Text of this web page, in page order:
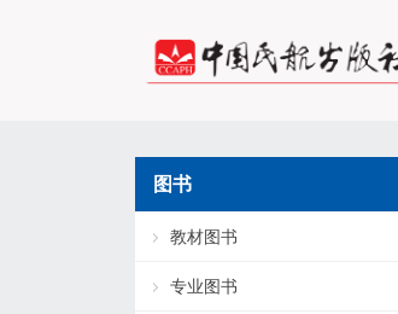
图书
教材图书
专业图书